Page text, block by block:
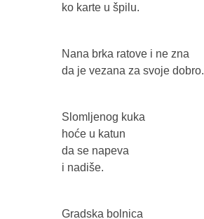
ko karte u špilu.
Nana brka ratove i ne zna
da je vezana za svoje dobro.
Slomljenog kuka
hoće u katun
da se napeva
i nadiše.
Gradska bolnica